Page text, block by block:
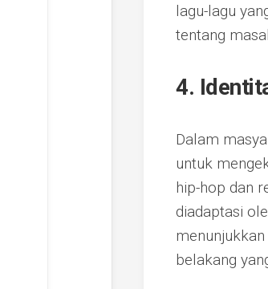
lagu-lagu
tentang
4.
Dalam
untuk
hip-hop dan
diadaptasi
belakang